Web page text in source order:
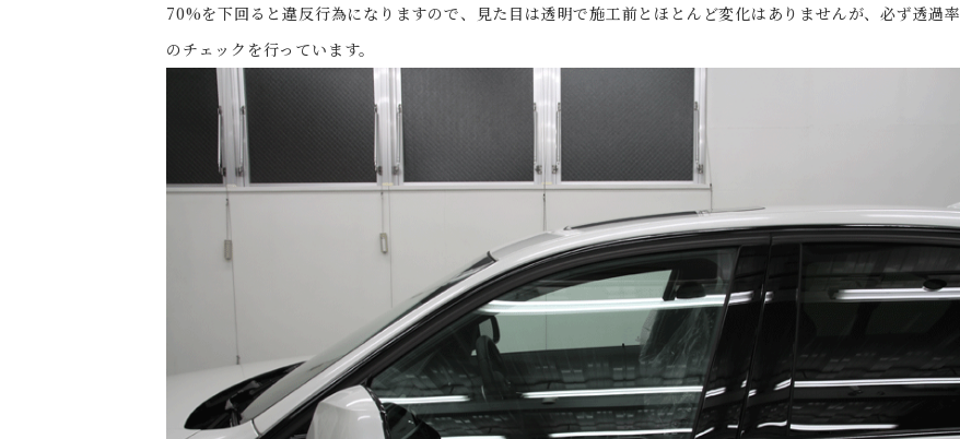
70%を下回ると違反行為になりますので、見た目は透明で施工前とほとんど変化はありませんが、必ず透過率
のチェックを行っています。